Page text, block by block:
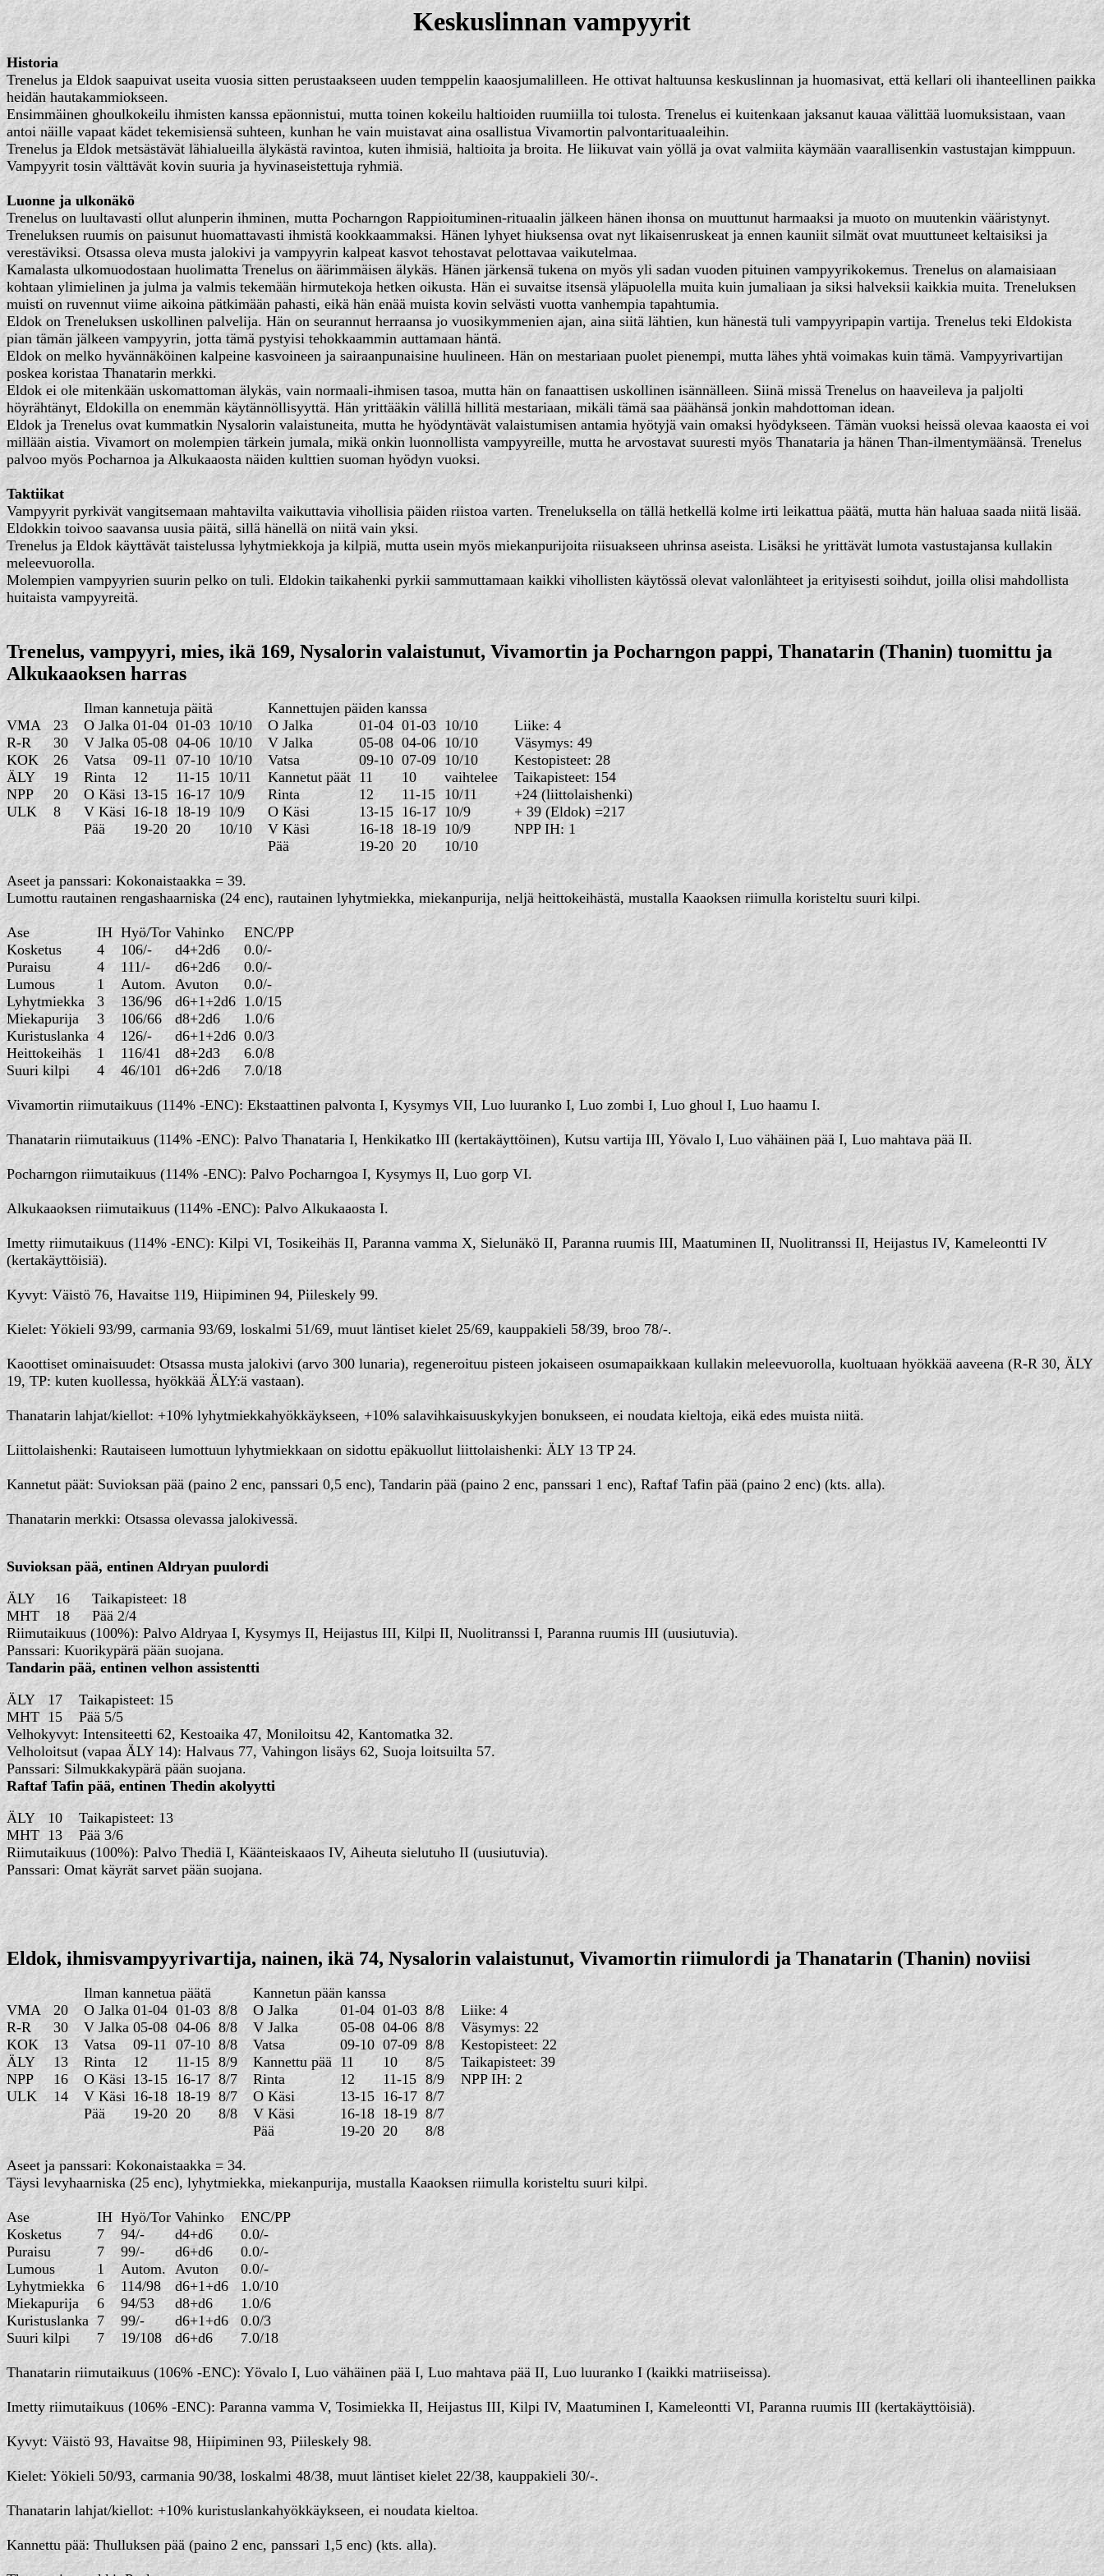
Keskuslinnan vampyyrit
Historia
Trenelus ja Eldok saapuivat useita vuosia sitten perustaakseen uuden temppelin kaaosjumalilleen. He ottivat haltuunsa keskuslinnan ja huomasivat, että kellari oli ihanteellinen paikka
heidän hautakammiokseen.
Ensimmäinen ghoulkokeilu ihmisten kanssa epäonnistui, mutta toinen kokeilu haltioiden ruumiilla toi tulosta. Trenelus ei kuitenkaan jaksanut kauaa välittää luomuksistaan, vaan
antoi näille vapaat kädet tekemisiensä suhteen, kunhan he vain muistavat aina osallistua Vivamortin palvontarituaaleihin.
Trenelus ja Eldok metsästävät lähialueilla älykästä ravintoa, kuten ihmisiä, haltioita ja broita. He liikuvat vain yöllä ja ovat valmiita käymään vaarallisenkin vastustajan kimppuun.
Vampyyrit tosin välttävät kovin suuria ja hyvinaseistettuja ryhmiä.
Luonne ja ulkonäkö
Trenelus on luultavasti ollut alunperin ihminen, mutta Pocharngon Rappioituminen-rituaalin jälkeen hänen ihonsa on muuttunut harmaaksi ja muoto on muutenkin vääristynyt.
Treneluksen ruumis on paisunut huomattavasti ihmistä kookkaammaksi. Hänen lyhyet hiuksensa ovat nyt likaisenruskeat ja ennen kauniit silmät ovat muuttuneet keltaisiksi ja
verestäviksi. Otsassa oleva musta jalokivi ja vampyyrin kalpeat kasvot tehostavat pelottavaa vaikutelmaa.
Kamalasta ulkomuodostaan huolimatta Trenelus on äärimmäisen älykäs. Hänen järkensä tukena on myös yli sadan vuoden pituinen vampyyrikokemus. Trenelus on alamaisiaan
kohtaan ylimielinen ja julma ja valmis tekemään hirmutekoja hetken oikusta. Hän ei suvaitse itsensä yläpuolella muita kuin jumaliaan ja siksi halveksii kaikkia muita. Treneluksen
muisti on ruvennut viime aikoina pätkimään pahasti, eikä hän enää muista kovin selvästi vuotta vanhempia tapahtumia.
Eldok on Treneluksen uskollinen palvelija. Hän on seurannut herraansa jo vuosikymmenien ajan, aina siitä lähtien, kun hänestä tuli vampyyripapin vartija. Trenelus teki Eldokista
pian tämän jälkeen vampyyrin, jotta tämä pystyisi tehokkaammin auttamaan häntä.
Eldok on melko hyvännäköinen kalpeine kasvoineen ja sairaanpunaisine huulineen. Hän on mestariaan puolet pienempi, mutta lähes yhtä voimakas kuin tämä. Vampyyrivartijan
poskea koristaa Thanatarin merkki.
Eldok ei ole mitenkään uskomattoman älykäs, vain normaali-ihmisen tasoa, mutta hän on fanaattisen uskollinen isännälleen. Siinä missä Trenelus on haaveileva ja paljolti
höyrähtänyt, Eldokilla on enemmän käytännöllisyyttä. Hän yrittääkin välillä hillitä mestariaan, mikäli tämä saa päähänsä jonkin mahdottoman idean.
Eldok ja Trenelus ovat kummatkin Nysalorin valaistuneita, mutta he hyödyntävät valaistumisen antamia hyötyjä vain omaksi hyödykseen. Tämän vuoksi heissä olevaa kaaosta ei voi
millään aistia. Vivamort on molempien tärkein jumala, mikä onkin luonnollista vampyyreille, mutta he arvostavat suuresti myös Thanataria ja hänen Than-ilmentymäänsä. Trenelus
palvoo myös Pocharnoa ja Alkukaaosta näiden kulttien suoman hyödyn vuoksi.
Taktiikat
Vampyyrit pyrkivät vangitsemaan mahtavilta vaikuttavia vihollisia päiden riistoa varten. Treneluksella on tällä hetkellä kolme irti leikattua päätä, mutta hän haluaa saada niitä lisää.
Eldokkin toivoo saavansa uusia päitä, sillä hänellä on niitä vain yksi.
Trenelus ja Eldok käyttävät taistelussa lyhytmiekkoja ja kilpiä, mutta usein myös miekanpurijoita riisuakseen uhrinsa aseista. Lisäksi he yrittävät lumota vastustajansa kullakin
meleevuorolla.
Molempien vampyyrien suurin pelko on tuli. Eldokin taikahenki pyrkii sammuttamaan kaikki vihollisten käytössä olevat valonlähteet ja erityisesti soihdut, joilla olisi mahdollista
huitaista vampyyreitä.
Trenelus, vampyyri, mies, ikä 169, Nysalorin valaistunut, Vivamortin ja Pocharngon pappi, Thanatarin (Thanin) tuomittu ja
Alkukaaoksen harras
Ilman kannetuja päitä
Kannettujen päiden kanssa
VMA
R-R
KOK
ÄLY
NPP
ULK
23
30
26
19
20
8
O Jalka
V Jalka
Vatsa
Rinta
O Käsi
V Käsi
Pää
01-04
05-08
09-11
12
13-15
16-18
19-20
01-03
04-06
07-10
11-15
16-17
18-19
20
10/10
10/10
10/10
10/11
10/9
10/9
10/10
O Jalka
V Jalka
Vatsa
Kannetut päät
Rinta
O Käsi
V Käsi
Pää
01-04
05-08
09-10
11
12
13-15
16-18
19-20
01-03
04-06
07-09
10
11-15
16-17
18-19
20
10/10
10/10
10/10
vaihtelee
10/11
10/9
10/9
10/10
Liike: 4
Väsymys: 49
Kestopisteet: 28
Taikapisteet: 154
+24 (liittolaishenki)
+ 39 (Eldok) =217
NPP IH: 1
Aseet ja panssari: Kokonaistaakka = 39.
Lumottu rautainen rengashaarniska (24 enc), rautainen lyhytmiekka, miekanpurija, neljä heittokeihästä, mustalla Kaaoksen riimulla koristeltu suuri kilpi.
Ase
Kosketus
Puraisu
Lumous
Lyhytmiekka
Miekapurija
Kuristuslanka
Heittokeihäs
Suuri kilpi
IH
4
4
1
3
3
4
1
4
Hyö/Tor
106/-
111/-
Autom.
136/96
106/66
126/-
116/41
46/101
Vahinko
d4+2d6
d6+2d6
Avuton
d6+1+2d6
d8+2d6
d6+1+2d6
d8+2d3
d6+2d6
ENC/PP
0.0/-
0.0/-
0.0/-
1.0/15
1.0/6
0.0/3
6.0/8
7.0/18
Vivamortin riimutaikuus (114% -ENC): Ekstaattinen palvonta I, Kysymys VII, Luo luuranko I, Luo zombi I, Luo ghoul I, Luo haamu I.
Thanatarin riimutaikuus (114% -ENC): Palvo Thanataria I, Henkikatko III (kertakäyttöinen), Kutsu vartija III, Yövalo I, Luo vähäinen pää I, Luo mahtava pää II.
Pocharngon riimutaikuus (114% -ENC): Palvo Pocharngoa I, Kysymys II, Luo gorp VI.
Alkukaaoksen riimutaikuus (114% -ENC): Palvo Alkukaaosta I.
Imetty riimutaikuus (114% -ENC): Kilpi VI, Tosikeihäs II, Paranna vamma X, Sielunäkö II, Paranna ruumis III, Maatuminen II, Nuolitranssi II, Heijastus IV, Kameleontti IV
(kertakäyttöisiä).
Kyvyt: Väistö 76, Havaitse 119, Hiipiminen 94, Piileskely 99.
Kielet: Yökieli 93/99, carmania 93/69, loskalmi 51/69, muut läntiset kielet 25/69, kauppakieli 58/39, broo 78/-.
Kaoottiset ominaisuudet: Otsassa musta jalokivi (arvo 300 lunaria), regeneroituu pisteen jokaiseen osumapaikkaan kullakin meleevuorolla, kuoltuaan hyökkää aaveena (R-R 30, ÄLY
19, TP: kuten kuollessa, hyökkää ÄLY:ä vastaan).
Thanatarin lahjat/kiellot: +10% lyhytmiekkahyökkäykseen, +10% salavihkaisuuskykyjen bonukseen, ei noudata kieltoja, eikä edes muista niitä.
Liittolaishenki: Rautaiseen lumottuun lyhytmiekkaan on sidottu epäkuollut liittolaishenki: ÄLY 13 TP 24.
Kannetut päät: Suvioksan pää (paino 2 enc, panssari 0,5 enc), Tandarin pää (paino 2 enc, panssari 1 enc), Raftaf Tafin pää (paino 2 enc) (kts. alla).
Thanatarin merkki: Otsassa olevassa jalokivessä.
Suvioksan pää, entinen Aldryan puulordi
ÄLY
MHT
16
18
Taikapisteet: 18
Pää 2/4
Riimutaikuus (100%): Palvo Aldryaa I, Kysymys II, Heijastus III, Kilpi II, Nuolitranssi I, Paranna ruumis III (uusiutuvia).
Panssari: Kuorikypärä pään suojana.
Tandarin pää, entinen velhon assistentti
ÄLY
MHT
17
15
Taikapisteet: 15
Pää 5/5
Velhokyvyt: Intensiteetti 62, Kestoaika 47, Moniloitsu 42, Kantomatka 32.
Velholoitsut (vapaa ÄLY 14): Halvaus 77, Vahingon lisäys 62, Suoja loitsuilta 57.
Panssari: Silmukkakypärä pään suojana.
Raftaf Tafin pää, entinen Thedin akolyytti
ÄLY
MHT
10
13
Taikapisteet: 13
Pää 3/6
Riimutaikuus (100%): Palvo Thediä I, Käänteiskaaos IV, Aiheuta sielutuho II (uusiutuvia).
Panssari: Omat käyrät sarvet pään suojana.
Eldok, ihmisvampyyrivartija, nainen, ikä 74, Nysalorin valaistunut, Vivamortin riimulordi ja Thanatarin (Thanin) noviisi
Ilman kannetua päätä
Kannetun pään kanssa
VMA
R-R
KOK
ÄLY
NPP
ULK
20
30
13
13
16
14
O Jalka
V Jalka
Vatsa
Rinta
O Käsi
V Käsi
Pää
01-04
05-08
09-11
12
13-15
16-18
19-20
01-03
04-06
07-10
11-15
16-17
18-19
20
8/8
8/8
8/8
8/9
8/7
8/7
8/8
O Jalka
V Jalka
Vatsa
Kannettu pää
Rinta
O Käsi
V Käsi
Pää
01-04
05-08
09-10
11
12
13-15
16-18
19-20
01-03
04-06
07-09
10
11-15
16-17
18-19
20
8/8
8/8
8/8
8/5
8/9
8/7
8/7
8/8
Liike: 4
Väsymys: 22
Kestopisteet: 22
Taikapisteet: 39
NPP IH: 2
Aseet ja panssari: Kokonaistaakka = 34.
Täysi levyhaarniska (25 enc), lyhytmiekka, miekanpurija, mustalla Kaaoksen riimulla koristeltu suuri kilpi.
Ase
Kosketus
Puraisu
Lumous
Lyhytmiekka
Miekapurija
Kuristuslanka
Suuri kilpi
IH
7
7
1
6
6
7
7
Hyö/Tor
94/-
99/-
Autom.
114/98
94/53
99/-
19/108
Vahinko
d4+d6
d6+d6
Avuton
d6+1+d6
d8+d6
d6+1+d6
d6+d6
ENC/PP
0.0/-
0.0/-
0.0/-
1.0/10
1.0/6
0.0/3
7.0/18
Thanatarin riimutaikuus (106% -ENC): Yövalo I, Luo vähäinen pää I, Luo mahtava pää II, Luo luuranko I (kaikki matriiseissa).
Imetty riimutaikuus (106% -ENC): Paranna vamma V, Tosimiekka II, Heijastus III, Kilpi IV, Maatuminen I, Kameleontti VI, Paranna ruumis III (kertakäyttöisiä).
Kyvyt: Väistö 93, Havaitse 98, Hiipiminen 93, Piileskely 98.
Kielet: Yökieli 50/93, carmania 90/38, loskalmi 48/38, muut läntiset kielet 22/38, kauppakieli 30/-.
Thanatarin lahjat/kiellot: +10% kuristuslankahyökkäykseen, ei noudata kieltoa.
Kannettu pää: Thulluksen pää (paino 2 enc, panssari 1,5 enc) (kts. alla).